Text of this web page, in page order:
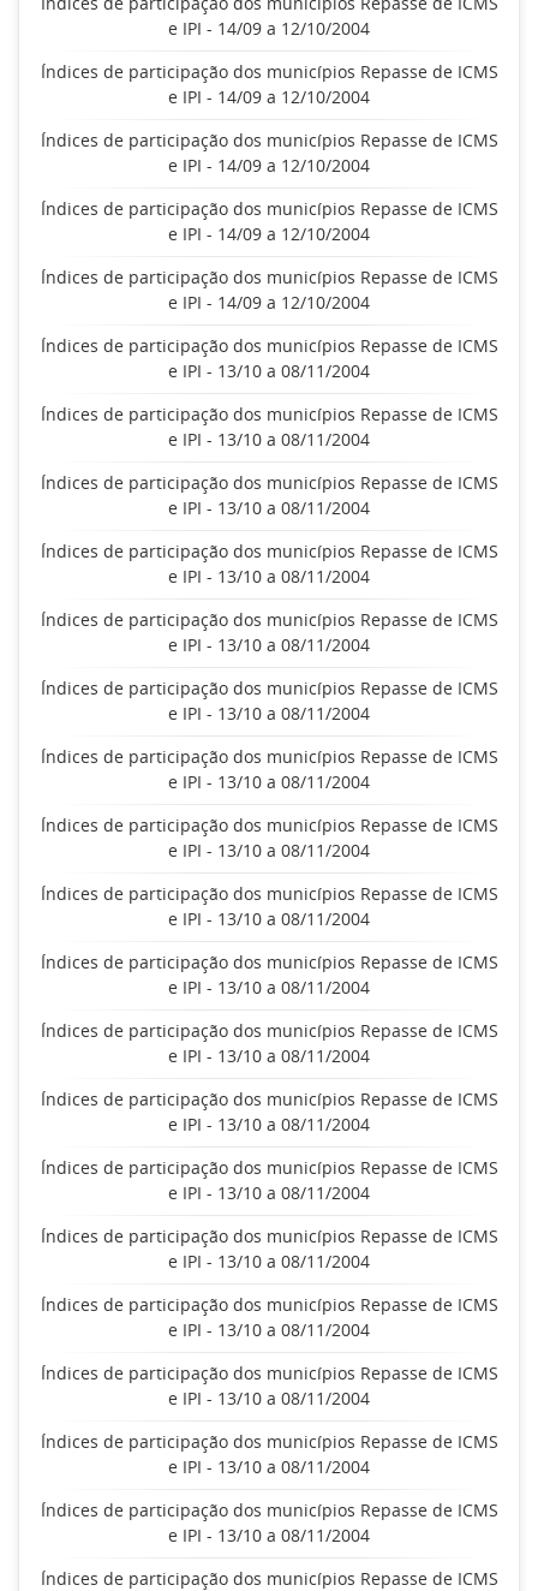
e IPI - 14/09 a 12/10/2004
Índices de participação dos municípios Repasse de ICMS
e IPI - 14/09 a 12/10/2004
Índices de participação dos municípios Repasse de ICMS
e IPI - 14/09 a 12/10/2004
Índices de participação dos municípios Repasse de ICMS
e IPI - 14/09 a 12/10/2004
Índices de participação dos municípios Repasse de ICMS
e IPI - 14/09 a 12/10/2004
Índices de participação dos municípios Repasse de ICMS
e IPI - 13/10 a 08/11/2004
Índices de participação dos municípios Repasse de ICMS
e IPI - 13/10 a 08/11/2004
Índices de participação dos municípios Repasse de ICMS
e IPI - 13/10 a 08/11/2004
Índices de participação dos municípios Repasse de ICMS
e IPI - 13/10 a 08/11/2004
Índices de participação dos municípios Repasse de ICMS
e IPI - 13/10 a 08/11/2004
Índices de participação dos municípios Repasse de ICMS
e IPI - 13/10 a 08/11/2004
Índices de participação dos municípios Repasse de ICMS
e IPI - 13/10 a 08/11/2004
Índices de participação dos municípios Repasse de ICMS
e IPI - 13/10 a 08/11/2004
Índices de participação dos municípios Repasse de ICMS
e IPI - 13/10 a 08/11/2004
Índices de participação dos municípios Repasse de ICMS
e IPI - 13/10 a 08/11/2004
Índices de participação dos municípios Repasse de ICMS
e IPI - 13/10 a 08/11/2004
Índices de participação dos municípios Repasse de ICMS
e IPI - 13/10 a 08/11/2004
Índices de participação dos municípios Repasse de ICMS
e IPI - 13/10 a 08/11/2004
Índices de participação dos municípios Repasse de ICMS
e IPI - 13/10 a 08/11/2004
Índices de participação dos municípios Repasse de ICMS
e IPI - 13/10 a 08/11/2004
Índices de participação dos municípios Repasse de ICMS
e IPI - 13/10 a 08/11/2004
Índices de participação dos municípios Repasse de ICMS
e IPI - 13/10 a 08/11/2004
Índices de participação dos municípios Repasse de ICMS
e IPI - 13/10 a 08/11/2004
Índices de participação dos municípios Repasse de ICMS